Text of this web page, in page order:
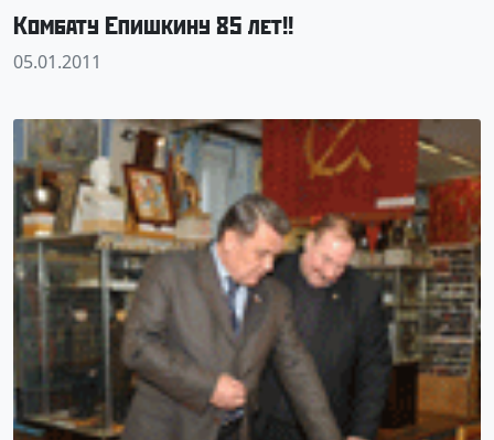
Комбату Епишкину 85 лет!!
05.01.2011